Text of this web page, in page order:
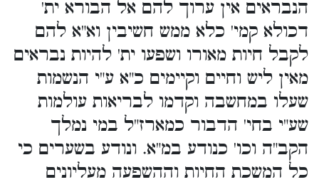
הנבראים אין ערוך להם אל הבורא ית'
דכולא קמי' כלא ממש חשיבין וא"א להם
לקבל חיות מאורו ושפעו ית' להיות נבראים
מאין ליש וחיים וקיימים כ"א ע"י הנשמות
שעלו במחשבה וקדמו לבריאות עולמות
שע"י בחי' הדבור כמארז"ל במי נמלך
הקב"ה וכו' כנודע במ"א. ונודע בשערים כי
כל המשכת החיות וההשפעה מעליונים